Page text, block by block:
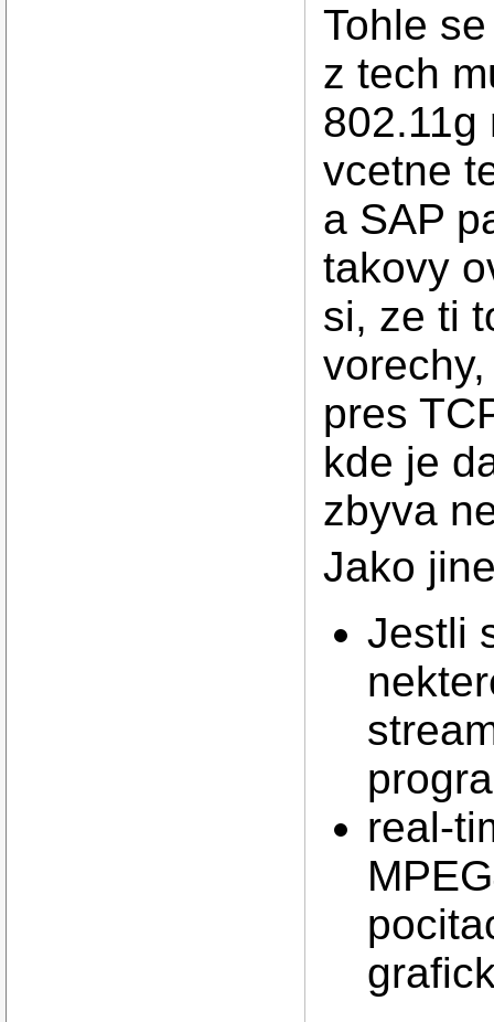
Tohle
z tech
802.11g
vcetne
a SAP
takovy
si, ze ti
pres
kde je
zbyva
Jako
Jestli
real-